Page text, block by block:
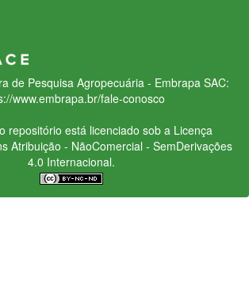
de Pesquisa Agropecuária - Embrapa SAC:
www.embrapa.br/fale-conosco
repositório está licenciado sob a Licença
Atribuição - NãoComercial - SemDerivações
4.0 Internacional.